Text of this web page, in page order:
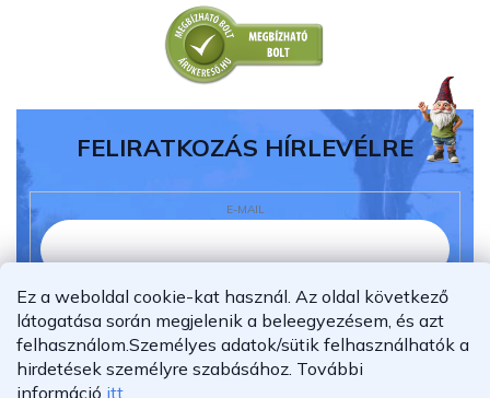
Ez a weboldal cookie-kat használ. Az oldal következő
látogatása során megjelenik a beleegyezésem, és azt
felhasználom.Személyes adatok/sütik felhasználhatók a
hirdetések személyre szabásához. További
információ itt
FELIRATKOZÁS HÍRLEVÉLRE
E-MAIL
Elolvastam és megértettem azadatvédelmi
nyilatkozatot.
Feliratkozás